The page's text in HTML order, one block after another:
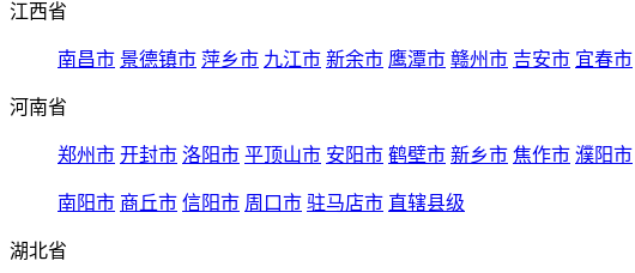
江西省
南昌市 景德镇市 萍乡市 九江市 新余市 鹰潭市 赣州市 吉安市 宜春市
河南省
郑州市 开封市 洛阳市 平顶山市 安阳市 鹤壁市 新乡市 焦作市 濮阳市
南阳市 商丘市 信阳市 周口市 驻马店市 直辖县级
湖北省